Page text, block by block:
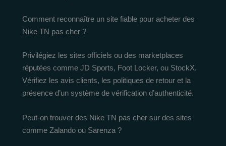
Comment reconnaître un site fiable pour acheter des
Nike TN pas cher ?
Privilégiez les sites officiels ou des marketplaces
réputées comme JD Sports, Foot Locker, ou StockX.
Vérifiez les avis clients, les politiques de retour et la
présence d’un système de vérification d’authenticité.
Peut-on trouver des Nike TN pas cher sur des sites
comme Zalando ou Sarenza ?